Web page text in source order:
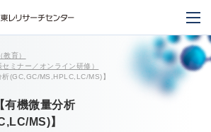
教育）
ミナー／オンライン研修）
(GC,GC/MS,HPLC,LC/MS)】
【有機微量分析
MS)】